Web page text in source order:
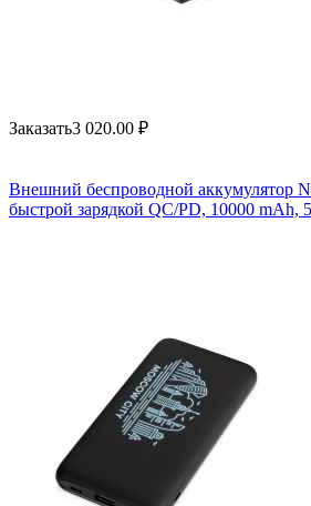
Заказать3 020.00 ₽
Внешний беспроводной аккумулятор
быстрой зарядкой QC/PD, 10000 mAh,